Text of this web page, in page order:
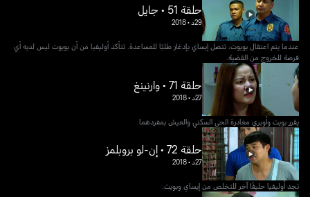
حلقة 51 • جايل
29د •
2018
عندما يتم اعتقال بويوت، تتصل إيساي بإدغار طلبًا للمساعدة. تتأكد أوليفيا من أن بويوت ليس لديه أي
فرصة للخروج من القضية.
حلقة 71 • وارنينغ
27د •
2018
يقرر بويت وأوبري مغادرة الحي السكني والعيش بمفردهما.
حلقة 72 • إن-لو بروبلمز
27د •
2018
تجد أوليفيا حليفًا آخر للتخلص من إيساي وبويت.